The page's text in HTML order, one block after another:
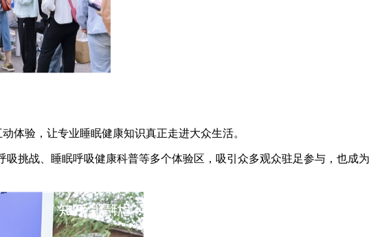
体验，让专业睡眠健康知识真正走进大众生活。
挑战、睡眠呼吸健康科普等多个体验区，吸引众多观众驻足参与，也成为